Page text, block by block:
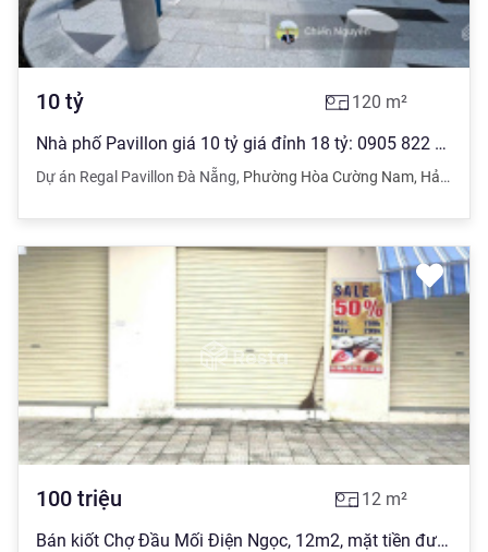
10 tỷ 120 m²
Nhà phố Pavillon giá 10 tỷ giá đỉnh 18 tỷ: 0905 822 *** (24/7) cọc chính chủ
Dự án Regal Pavillon Đà Nẵng, Phường Hòa Cường Nam, Hải Châu
100 triệu 12 m²
Bán kiốt Chợ Đầu Mối Điện Ngọc, 12m2, mặt tiền đường 27m, cạnh cổng chính chợ, sổ xanh, giá 100tr